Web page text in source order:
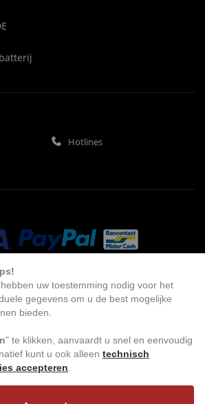
Hotlines
uw toestemming nodig voor het
gegevens om u de best mogelijke
bieden.
" te klikken, aanvaardt u snel en eenvoudig
kunt u ook alleen technisch
accepteren